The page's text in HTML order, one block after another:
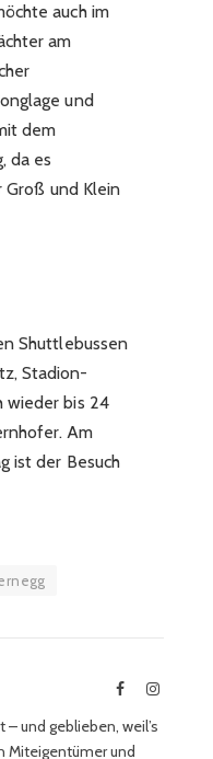
auch im
am
und
dem
da es
Groß und Klein
Shuttlebussen
Stadion-
wieder bis 24
Am
ist der Besuch
FacebookInstagram
und geblieben, weil’s
Miteigentümer und